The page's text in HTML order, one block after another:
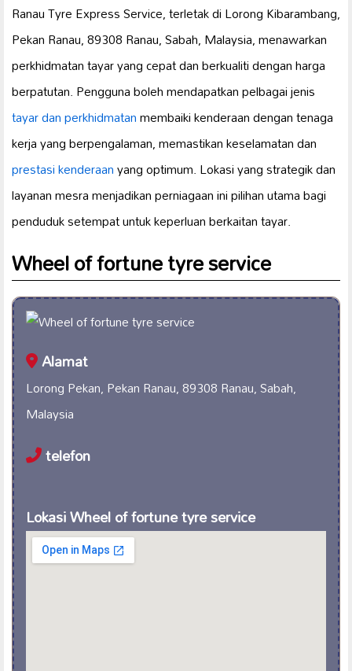
Ranau Tyre Express Service, terletak di Lorong Kibarambang,
Pekan Ranau, 89308 Ranau, Sabah, Malaysia, menawarkan
perkhidmatan tayar yang cepat dan berkualiti dengan harga
berpatutan. Pengguna boleh mendapatkan pelbagai jenis
tayar dan perkhidmatanmembaiki kenderaan dengan tenaga
kerja yang berpengalaman, memastikan keselamatan dan
prestasi kenderaanyang optimum. Lokasi yang strategik dan
layanan mesra menjadikan perniagaan ini pilihan utama bagi
penduduk setempat untuk keperluan berkaitan tayar.
Wheel of fortune tyre service
Alamat
Lorong Pekan, Pekan Ranau, 89308 Ranau, Sabah,
Malaysia
telefon
Lokasi Wheel of fortune tyre service